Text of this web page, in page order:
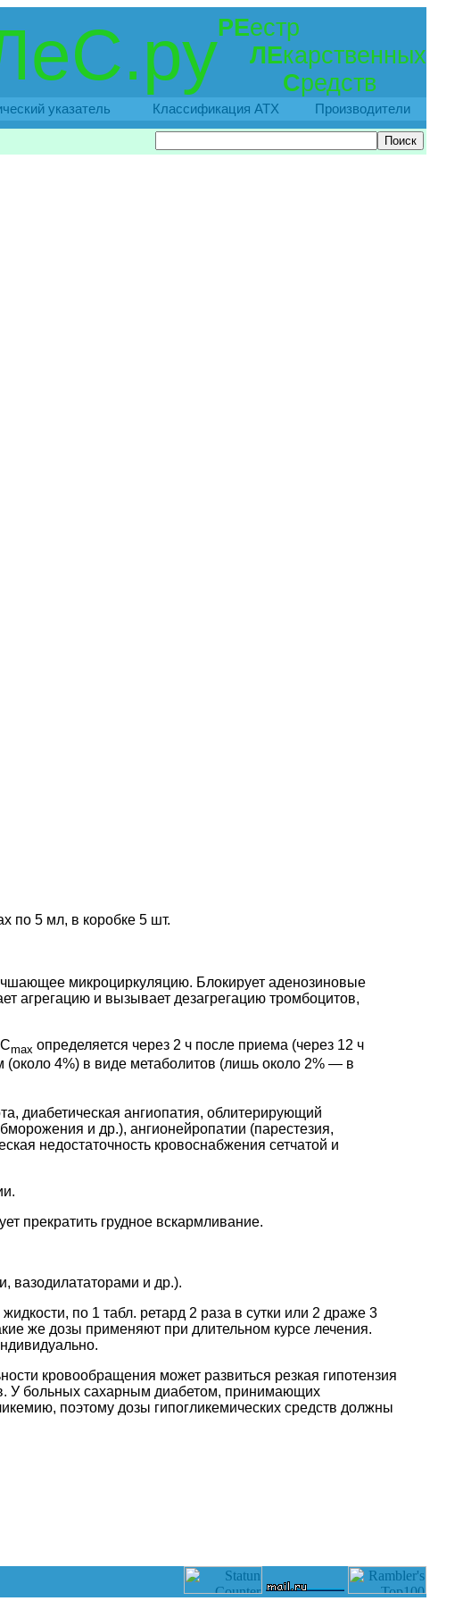
РЕестр
ЛЕкарственных
Средств
указатель Классификация АТХ Производители
по 5 мл, в коробке 5 шт.
микроциркуляцию. Блокирует аденозиновые
агрегацию и вызывает дезагрегацию тромбоцитов,
max определяется через 2 ч после приема (через 12 ч
4%) в виде метаболитов (лишь около 2% — в
диабетическая ангиопатия, облитерирующий
и др.), ангионейропатии (парестезия,
недостаточность кровоснабжения сетчатой и
прекратить грудное вскармливание.
вазодилататорами и др.).
по 1 табл. ретард 2 раза в сутки или 2 драже 3
же дозы применяют при длительном курсе лечения.
кровообращения может развиться резкая гипотензия
У больных сахарным диабетом, принимающих
поэтому дозы гипогликемических средств должны